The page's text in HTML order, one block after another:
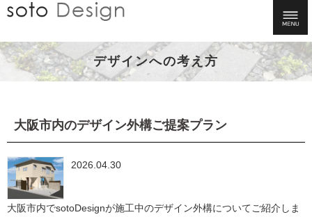
デザインへの考え方
大阪市内のデザイン外構ご提案プラン
2026.04.30
大阪市内でsotoDesignが施工中のデザイン外構についてご紹介しま